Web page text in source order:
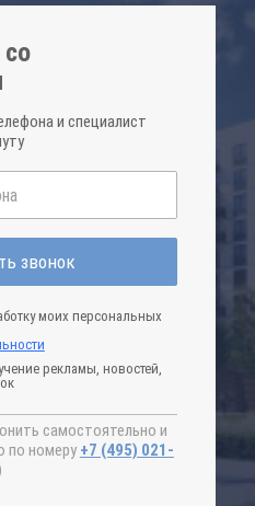
и специалист
звонок
моих персональных
рекламы, новостей,
самостоятельно и
по номеру +7 (495) 021-